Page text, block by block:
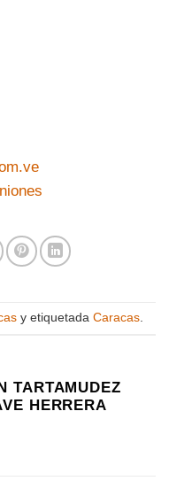
y etiquetada Caracas.
TARTAMUDEZ
HERRERA